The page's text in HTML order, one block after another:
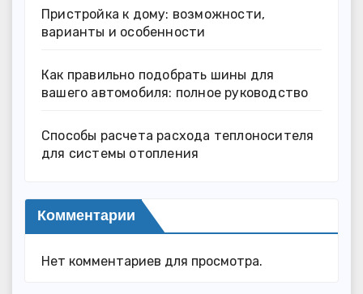
Пристройка к дому: возможности,
варианты и особенности
Как правильно подобрать шины для
вашего автомобиля: полное руководство
Способы расчета расхода теплоносителя
для системы отопления
Комментарии
Нет комментариев для просмотра.